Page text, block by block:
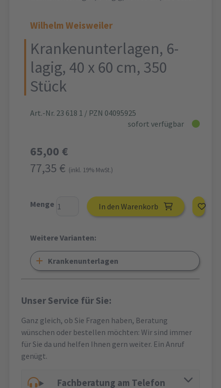
Wilhelm Weisweiler
Krankenunterlagen, 6-
lagig, 40 x 60 cm, 350
Stück
Art.-Nr. 23 618 1 / PZN 04095925
sofort verfügbar
65,00 €
77,35 € (inkl. 19% MwSt.)
Menge In den Warenkorb
Weitere Varianten:
Krankenunterlagen
Unser Service für Sie:
Ganz gleich, ob Sie Fragen haben, Beratung
wünschen oder bestellen möchten: Wir sind immer
für Sie da und helfen Ihnen gern weiter. Ein Anruf
genügt.
Fachberatung am Telefon